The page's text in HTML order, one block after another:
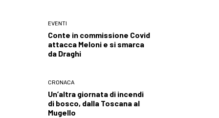
EVENTI
Conte in commissione Covid
attacca Meloni e si smarca
da Draghi
CRONACA
Un’altra giornata di incendi
di bosco, dalla Toscana al
Mugello